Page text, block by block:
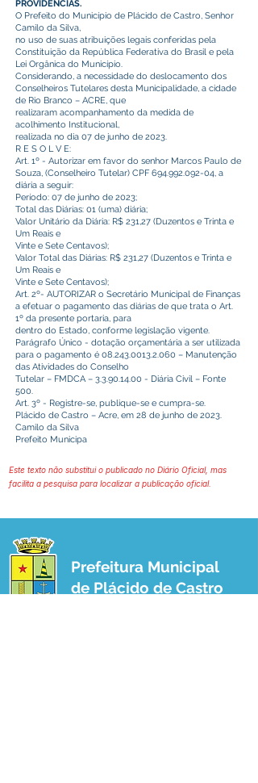
PROVIDÊNCIAS.
O Prefeito do Município de Plácido de Castro, Senhor
Camilo da Silva,
no uso de suas atribuições legais conferidas pela
Constituição da República Federativa do Brasil e pela
Lei Orgânica do Município.
Considerando, a necessidade do deslocamento dos
Conselheiros Tutelares desta Municipalidade, a cidade
de Rio Branco – ACRE, que
realizaram acompanhamento da medida de
acolhimento Institucional,
realizada no dia 07 de junho de 2023.
R E S O L V E:
Art. 1º - Autorizar em favor do senhor Marcos Paulo de
Souza, (Conselheiro Tutelar) CPF 694.992.092-04, a
diária a seguir:
Período: 07 de junho de 2023;
Total das Diárias: 01 (uma) diária;
Valor Unitário da Diária: R$ 231,27 (Duzentos e Trinta e
Um Reais e
Vinte e Sete Centavos);
Valor Total das Diárias: R$ 231,27 (Duzentos e Trinta e
Um Reais e
Vinte e Sete Centavos);
Art. 2º- AUTORIZAR o Secretário Municipal de Finanças
a efetuar o pagamento das diárias de que trata o Art.
1º da presente portaria, para
dentro do Estado, conforme legislação vigente.
Parágrafo Único - dotação orçamentária a ser utilizada
para o pagamento é 08.243.0013.2.060 – Manutenção
das Atividades do Conselho
Tutelar – FMDCA – 3.3.90.14.00 - Diária Civil – Fonte
500.
Art. 3º - Registre-se, publique-se e cumpra-se.
Plácido de Castro – Acre, em 28 de junho de 2023.
Camilo da Silva
Prefeito Municipa
Este texto não substitui o publicado no Diário Oficial, mas
facilita a pesquisa para localizar a publicação oficial.
Prefeitura Municipal
de Plácido de Castro